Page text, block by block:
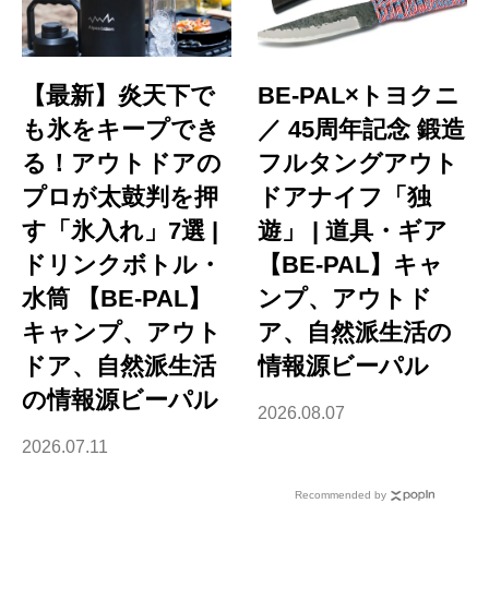
【最新】炎天下で
も氷をキープでき
る！アウトドアの
プロが太鼓判を押
す「氷入れ」7選 |
ドリンクボトル・
水筒 【BE-PAL】
キャンプ、アウト
ドア、自然派生活
の情報源ビーパル
2026.07.11
BE-PAL×トヨクニ
／ 45周年記念 鍛造
フルタングアウト
ドアナイフ「独
遊」 | 道具・ギア
【BE-PAL】キャ
ンプ、アウトド
ア、自然派生活の
情報源ビーパル
2026.08.07
Recommended by